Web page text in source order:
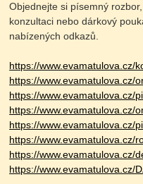
Objednejte si písemný
konzultaci nebo dárkový
nabízených odkazů.
https://www.evamatulova.cz/
https://www.evamatulova.cz/
https://www.evamatulova.cz/
https://www.evamatulova.cz/
https://www.evamatulova.cz/
https://www.evamatulova.cz/
https://www.evamatulova.cz/
https://www.evamatulova.cz/